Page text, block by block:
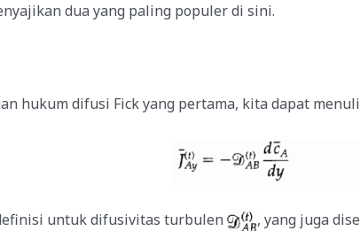
dua yang paling populer di sini.
hukum difusi Fick yang pertama, kita dapat
untuk difusivitas turbulen
, yang juga